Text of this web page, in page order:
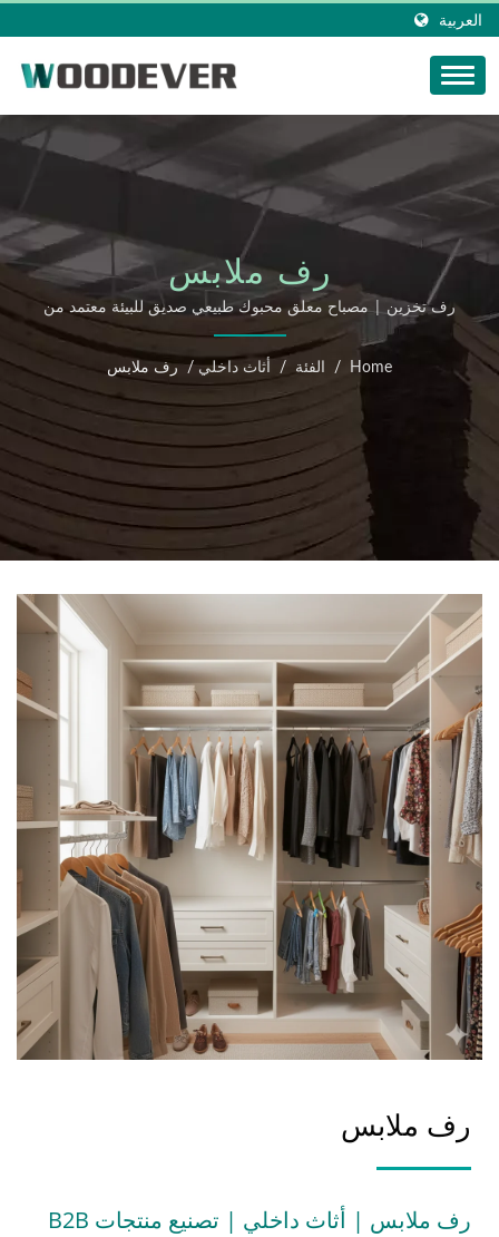
العربية
رف ملابس
رف تخزين | مصباح معلق محبوك طبيعي صديق للبيئة معتمد من
FSC من مصنع منتجات الحياكة المنزلية في فيتنام مع خدمة
تخصيص مرنة عالية.
Home
/ الفئة / أثاث داخلي / رف ملابس
رف ملابس
رف ملابس | أثاث داخلي | تصنيع منتجات B2B